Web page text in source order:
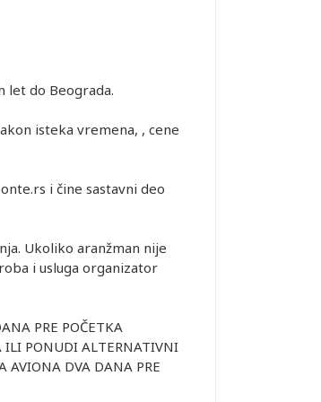
let do Beograda.
isteka vremena, , cene
i čine sastavni deo
Ukoliko aranžman nije
i usluga organizator
PRE POČETKA
ILI PONUDI ALTERNATIVNI
AVIONA DVA DANA PRE